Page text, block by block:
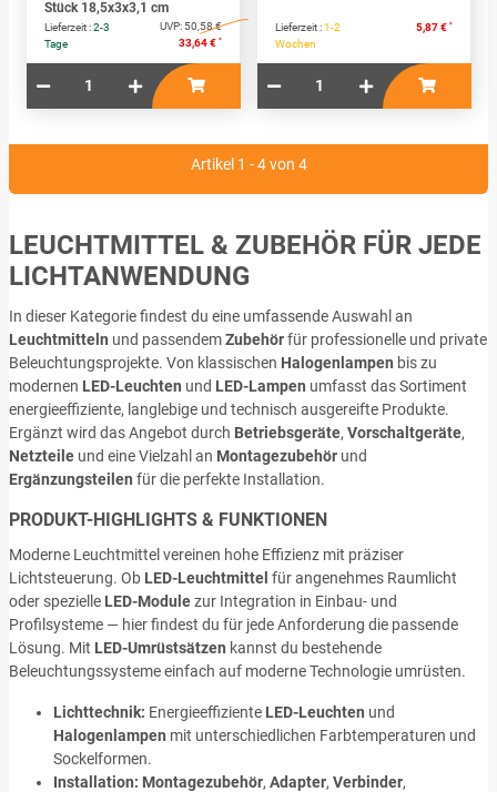
Stück 18,5x3x3,1 cm
Lieferzeit :2-3
Tage
UVP: 50,58 €
33,64 € *
Lieferzeit :1-2
Wochen
5,87 € *
Artikel 1 - 4 von 4
LEUCHTMITTEL & ZUBEHÖR FÜR JEDE
LICHTANWENDUNG
In dieser Kategorie findest du eine umfassende Auswahl an
Leuchtmitteln und passendemZubehörfür professionelle und private
Beleuchtungsprojekte. Von klassischen Halogenlampen bis zu
modernen LED-Leuchten und LED-Lampen umfasst das Sortiment
energieeffiziente, langlebige und technisch ausgereifte Produkte.
Ergänzt wird das Angebot durch Betriebsgeräte, Vorschaltgeräte,
Netzteile und eine Vielzahl an Montagezubehör und
Ergänzungsteilen für die perfekte Installation.
PRODUKT-HIGHLIGHTS & FUNKTIONEN
Moderne Leuchtmittel vereinen hohe Effizienz mit präziser
Lichtsteuerung. Ob LED-Leuchtmittel für angenehmes Raumlicht
oder spezielle LED-Modulezur Integration in Einbau- und
Profilsysteme — hier findest du für jede Anforderung die passende
Lösung. Mit LED-Umrüstsätzen kannst du bestehende
Beleuchtungssysteme einfach auf moderne Technologie umrüsten.
Lichttechnik: Energieeffiziente LED-Leuchten und
Halogenlampen mit unterschiedlichen Farbtemperaturen und
Sockelformen.
Installation: Montagezubehör, Adapter, Verbinder,